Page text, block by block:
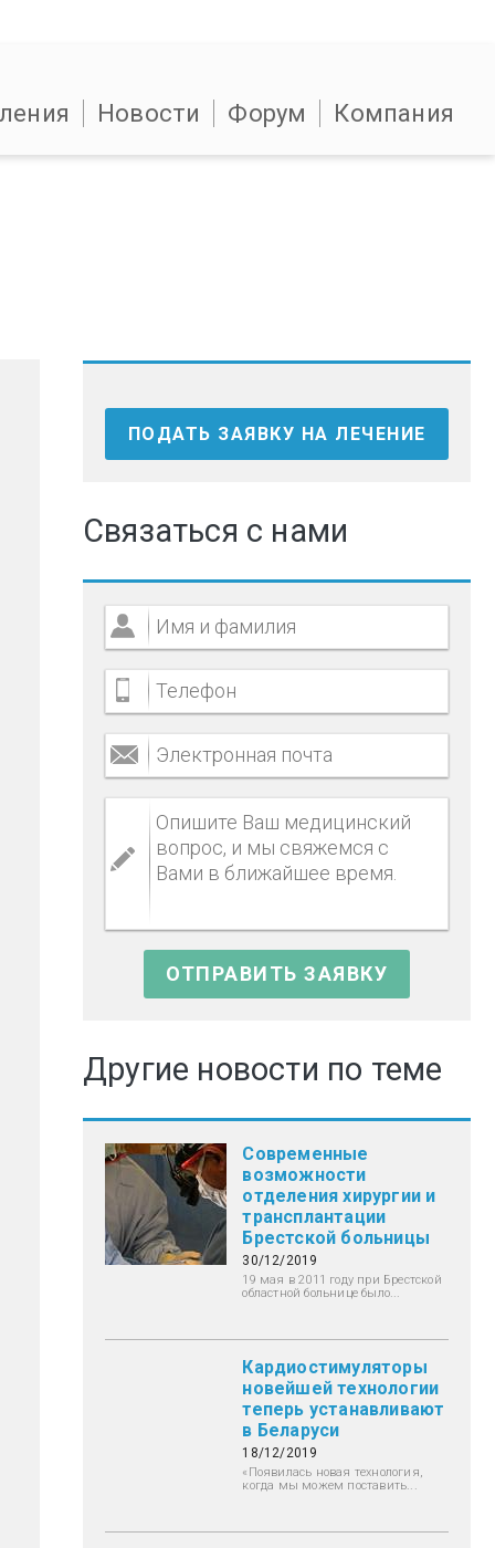
Новости Форум Компания
ПОДАТЬ ЗАЯВКУ НА ЛЕЧЕНИЕ
Связаться с нами
Другие новости по теме
Современные
возможности
отделения хирургии и
трансплантации
Брестской больницы
30/12/2019
19 мая в 2011 году при Брестской
областной больнице было...
Кардиостимуляторы
новейшей технологии
теперь устанавливают
в Беларуси
18/12/2019
«Появилась новая технология,
когда мы можем поставить...